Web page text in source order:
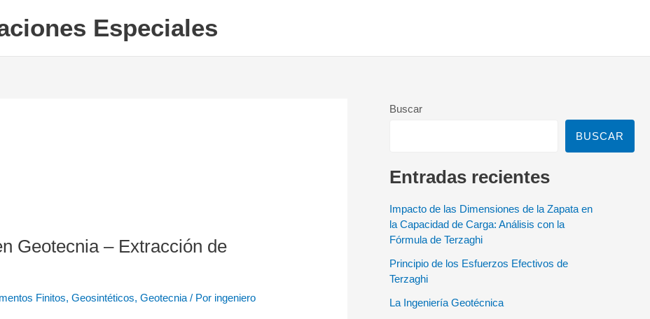
Especiales
Geotecnia – Extracción de
Finitos, Geosintéticos, Geotecnia / Por ingeniero
Buscar
BUSCAR
Entradas recientes
Impacto de las Dimensiones de la Zapata en
la Capacidad de Carga: Análisis con la
Fórmula de Terzaghi
Principio de los Esfuerzos Efectivos de
Terzaghi
La Ingeniería Geotécnica